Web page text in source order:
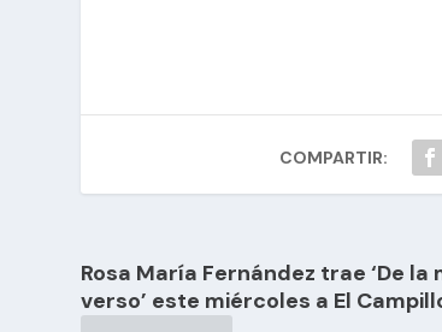
COMPARTIR:
Rosa María Fernández trae ‘De la
verso’ este miércoles a El